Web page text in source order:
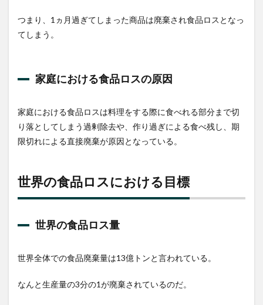
食品
ロス
がも
題
日本
の食
品ロ
ス削
律
6
した
でき
ス対
つまり、1ヵ月過ぎてしまった商品は廃棄され食品ロスとなっ
てしまう。
家庭における食品ロスの原因
家庭における食品ロスは料理をする際に食べれる部分まで切
り落としてしまう過剰除去や、作り過ぎによる食べ残し、期
限切れによる直接廃棄が原因となっている。
世界の食品ロスにおける目標
世界の食品ロス量
世界全体での食品廃棄量は13億トンと言われている。
なんと生産量の3分の1が廃棄されているのだ。